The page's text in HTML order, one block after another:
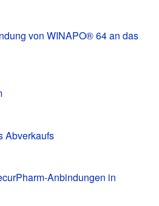
von WINAPO® 64 an das
Abverkaufs
Anbindungen in